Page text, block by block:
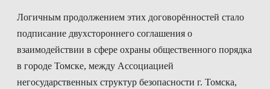
Логичным продолжением этих договорённостей стало
подписание двухстороннего соглашения о
взаимодействии в сфере охраны общественного порядка
в городе Томске, между Ассоциацией
негосударственных структур безопасности г. Томска,